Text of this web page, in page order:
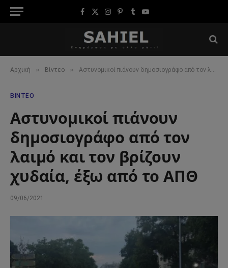
Facebook
X
Instagram
Pinterest
TumblrYouTube
Αρχική » Βίντεο » Αστυνομικοί πιάνουν δημοσιογράφο από τον λαιμό και τον βρίζουν χυδαία, έξω από το ΑΠΘ
ΒΊΝΤΕΟ
Αστυνομικοί πιάνουν
δημοσιογράφο από τον
λαιμό και τον βρίζουν
χυδαία, έξω από το ΑΠΘ
09/06/2021